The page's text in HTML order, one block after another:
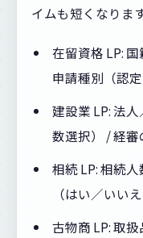
イムも短くなります
在留資格 LP:
申請種別（認
建設業 LP: 法
数選択） / 経
相続 LP: 相続
（はい／いいえ
古物商 LP: 取